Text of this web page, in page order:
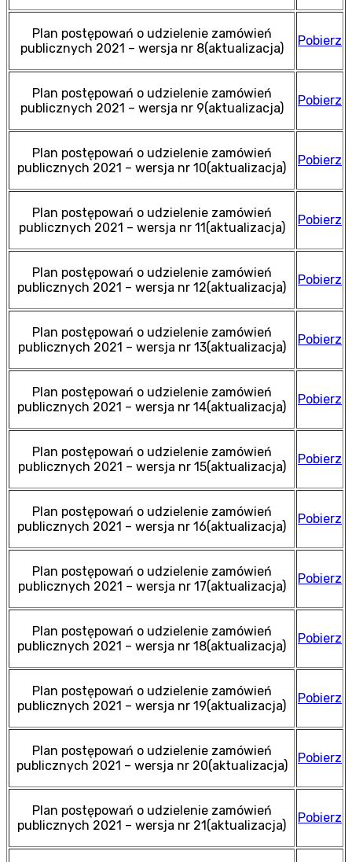
Plan postępowań o udzielenie zamówień
publicznych 2021 – wersja nr 8(aktualizacja)
Pobierz
Plan postępowań o udzielenie zamówień
publicznych 2021 – wersja nr 9(aktualizacja)
Pobierz
Plan postępowań o udzielenie zamówień
publicznych 2021 – wersja nr 10(aktualizacja)
Pobierz
Plan postępowań o udzielenie zamówień
publicznych 2021 – wersja nr 11(aktualizacja)
Pobierz
Plan postępowań o udzielenie zamówień
publicznych 2021 – wersja nr 12(aktualizacja)
Pobierz
Plan postępowań o udzielenie zamówień
publicznych 2021 – wersja nr 13(aktualizacja)
Pobierz
Plan postępowań o udzielenie zamówień
publicznych 2021 – wersja nr 14(aktualizacja)
Pobierz
Plan postępowań o udzielenie zamówień
publicznych 2021 – wersja nr 15(aktualizacja)
Pobierz
Plan postępowań o udzielenie zamówień
publicznych 2021 – wersja nr 16(aktualizacja)
Pobierz
Plan postępowań o udzielenie zamówień
publicznych 2021 – wersja nr 17(aktualizacja)
Pobierz
Plan postępowań o udzielenie zamówień
publicznych 2021 – wersja nr 18(aktualizacja)
Pobierz
Plan postępowań o udzielenie zamówień
publicznych 2021 – wersja nr 19(aktualizacja)
Pobierz
Plan postępowań o udzielenie zamówień
publicznych 2021 – wersja nr 20(aktualizacja)
Pobierz
Plan postępowań o udzielenie zamówień
publicznych 2021 – wersja nr 21(aktualizacja)
Pobierz